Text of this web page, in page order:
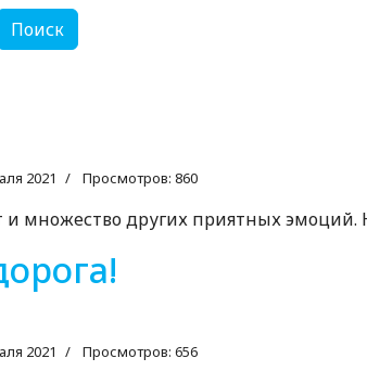
Поиск
2021 Просмотров: 860
множество других приятных эмоций.
2021 Просмотров: 656